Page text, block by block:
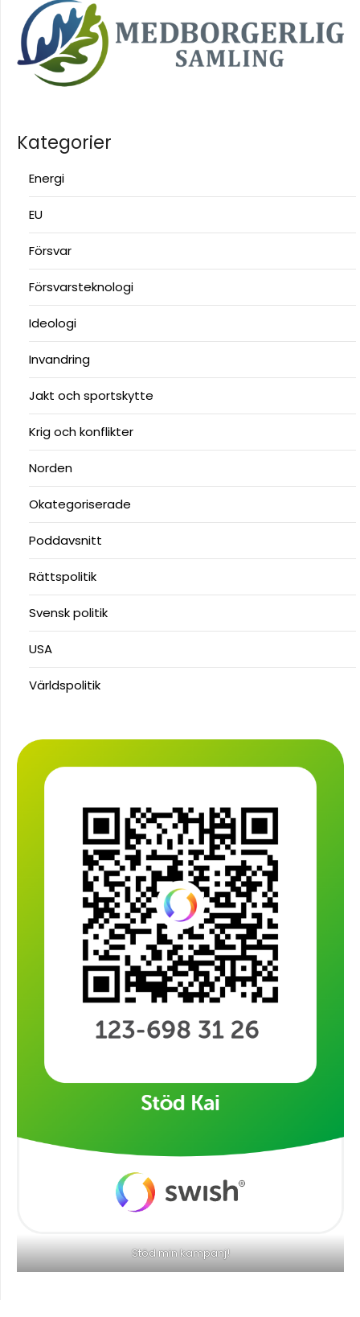
Kategorier
Energi
EU
Försvar
Försvarsteknologi
Ideologi
Invandring
Jakt och sportskytte
Krig och konflikter
Norden
Okategoriserade
Poddavsnitt
Rättspolitik
Svensk politik
USA
Världspolitik
Stöd min kampanj!